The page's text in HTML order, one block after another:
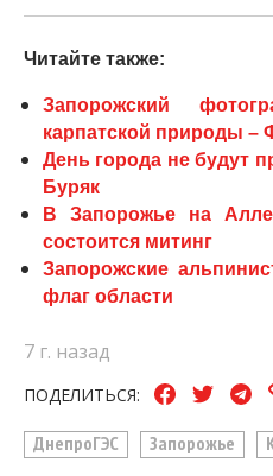
Читайте также:
Запорожский
карпатской природы –
День города не будут
Буряк
В Запорожье на
состоится митинг
Запорожские
флаг области
7 г. назад
ПОДЕЛИТЬСЯ:
ДнепроГЭС Запорожье